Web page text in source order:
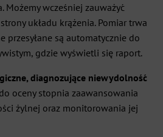
Możemy wcześniej zauważyć
układu krążenia. Pomiar trwa
przesyłane są automatycznie do
gdzie wyświetli się raport.
diagnozujące niewydolność
oceny stopnia zaawansowania
żylnej oraz monitorowania jej